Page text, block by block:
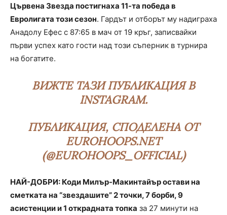
Цървена Звезда постигнаха 11-та победа в
Евролигата този сезон. Гардът и отборът му надиграха
Анадолу Ефес с 87:65 в мач от 19 кръг, записвайки
първи успех като гости над този съперник в турнира
на богатите.
ВИЖТЕ ТАЗИ ПУБЛИКАЦИЯ В
INSTAGRAM.
ПУБЛИКАЦИЯ, СПОДЕЛЕНА ОТ
EUROHOOPS.NET
(@EUROHOOPS_OFFICIAL)
НАЙ-ДОБРИ: Коди Милър-Макинтайър остави на
сметката на “звездашите” 2 точки, 7 борби, 9
асистенции и 1 открадната топка за 27 минути на